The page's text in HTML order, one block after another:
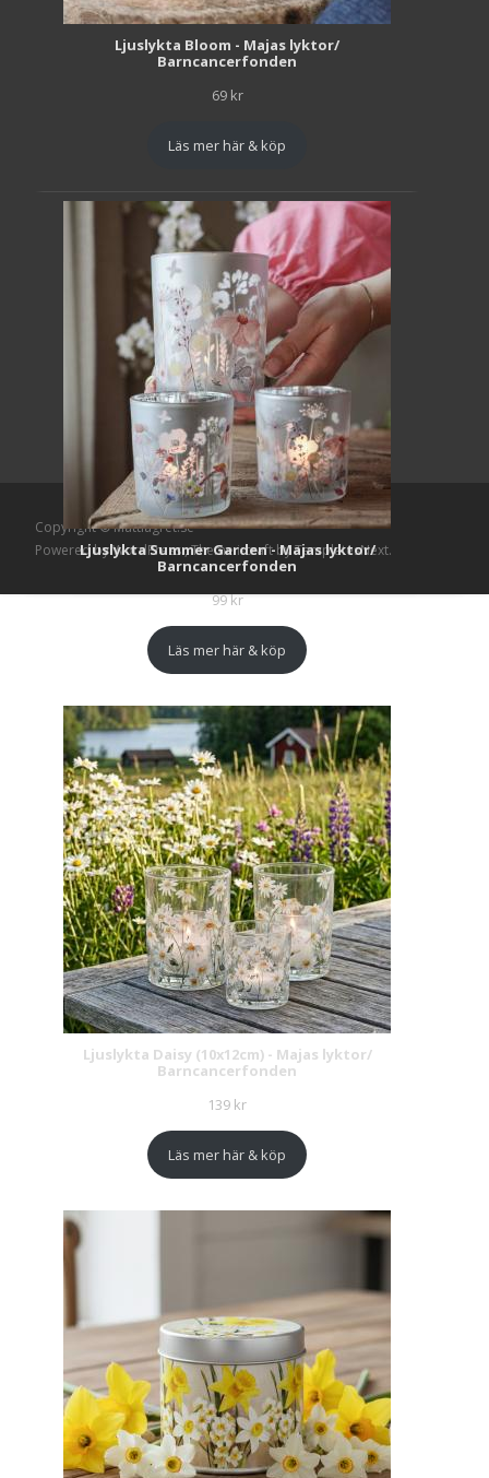
Ljuslykta Bloom - Majas lyktor/
Barncancerfonden
69 kr
Läs mer här & köp
Ljuslykta Summer Garden - Majas lyktor/
Barncancerfonden
99kr
Läs mer här & köp
Ljuslykta Daisy (10x12cm) - Majas lyktor/
Barncancerfonden
139 kr
Läs mer här & köp
Copyright © Mattlagret.se
Powered by WordPress, Themei-craftby TemplatesNext.